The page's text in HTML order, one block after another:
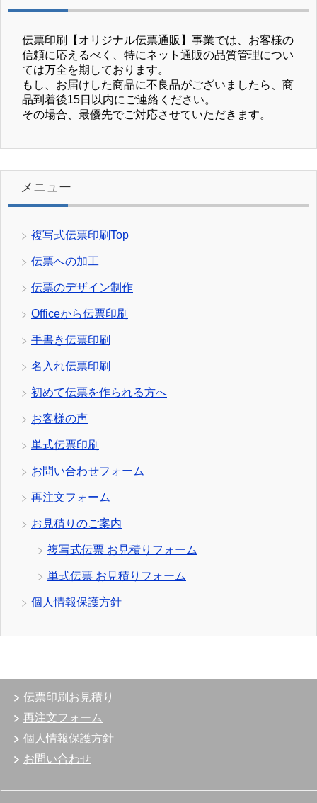
伝票印刷【オリジナル伝票通販】事業では、お客様の
信頼に応えるべく、特にネット通販の品質管理につい
ては万全を期しております。
もし、お届けした商品に不良品がございましたら、商
品到着後15日以内にご連絡ください。
その場合、最優先でご対応させていただきます。
メニュー
複写式伝票印刷Top
伝票への加工
伝票のデザイン制作
Officeから伝票印刷
手書き伝票印刷
名入れ伝票印刷
初めて伝票を作られる方へ
お客様の声
単式伝票印刷
お問い合わせフォーム
再注文フォーム
お見積りのご案内
複写式伝票 お見積りフォーム
単式伝票 お見積りフォーム
個人情報保護方針
伝票印刷お見積り
再注文フォーム
個人情報保護方針
お問い合わせ